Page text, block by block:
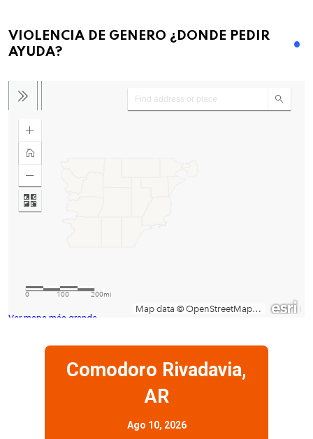
VIOLENCIA DE GENERO ¿DONDE PEDIR
AYUDA?
Ver mapa más grande
Comodoro Rivadavia,
AR
Ago 10, 2026